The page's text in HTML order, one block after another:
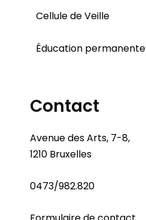
Cellule de Veille
Éducation permanente
Contact
Avenue des Arts, 7-8,
1210 Bruxelles
0473/982.820